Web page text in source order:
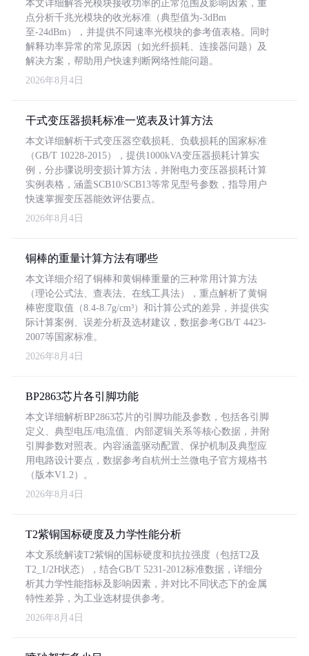
本文详细解答光模块接收功率的正常范围及影响因素，重
点分析千兆光模块的收光标准（典型值为-3dBm
至-24dBm），并提供不同速率光模块的参考值表格。同时
解释功率异常的常见原因（如光纤损耗、连接器问题）及
解决方案，帮助用户快速判断网络性能问题。
2026年8月4日
干式变压器损耗标准一览表及计算方法
本文详细解析干式变压器空载损耗、负载损耗的国家标准
（GB/T 10228-2015），提供1000kVA变压器损耗计算实
例，分步骤说明变损计算方法，并附电力变压器损耗计算
实例表格，涵盖SCB10/SCB13等常见型号参数，指导用户
快速掌握变压器能效评估要点。
2026年8月4日
铜棒的重量计算方法有哪些
本文详细介绍了铜棒和黄铜棒重量的三种常用计算方法
（理论公式法、查表法、在线工具法），重点解析了黄铜
棒密度取值（8.4-8.7g/cm³）和计算公式的差异，并提供实
际计算案例、误差分析及选材建议，数据参考GB/T 4423-
2007等国家标准。
2026年8月4日
BP2863芯片各引脚功能
本文详细解析BP2863芯片的引脚功能及参数，包括各引脚
定义、典型电压/电流值、内部逻辑关系等核心数据，并附
引脚参数对照表。内容涵盖驱动配置、保护机制及典型应
用电路设计要点，数据参考自杭州士兰微电子官方规格书
（版本V1.2）。
2026年8月4日
T2紫铜国标硬度及力学性能分析
本文系统解读T2紫铜的国标硬度和抗拉强度（包括T2及
T2_1/2H状态），结合GB/T 5231-2012标准数据，详细分
析其力学性能指标及影响因素，并对比不同状态下的金属
特性差异，为工业选材提供参考。
2026年8月4日